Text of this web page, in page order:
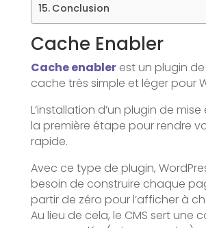
Conclusion
Cache Enabler
Cache enablerest un plugin de
cache très simple et léger pour
L’installation d’un plugin de
la première étape pour rendre
rapide.
Avec ce type de plugin,
besoin de construire chaque
partir de zéro pour l’afficher à
Au lieu de cela, le CMS sert une